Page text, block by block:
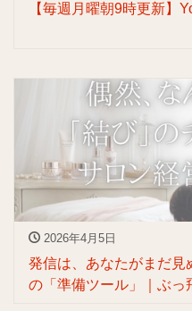
【毎週月曜朝9時更新】
2026年4月5日
発信は、あなたがまだ見
の「準備ツール」｜ぶ